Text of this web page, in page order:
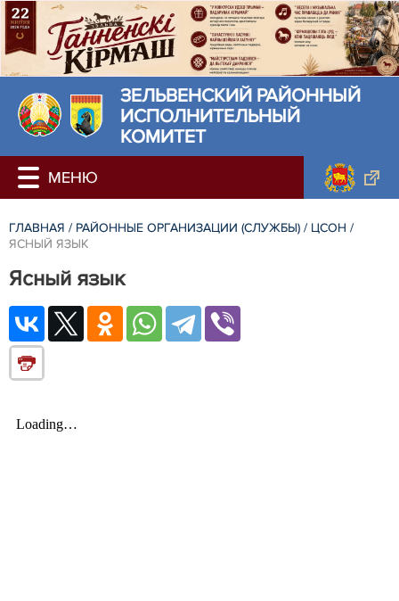
ЗЕЛЬВЕНСКИЙ РАЙОННЫЙ
ИСПОЛНИТЕЛЬНЫЙ
КОМИТЕТ
ГЛАВНАЯ / РАЙОННЫЕ ОРГАНИЗАЦИИ (СЛУЖБЫ) / ЦСОН /
ЯСНЫЙ ЯЗЫК
Ясный язык